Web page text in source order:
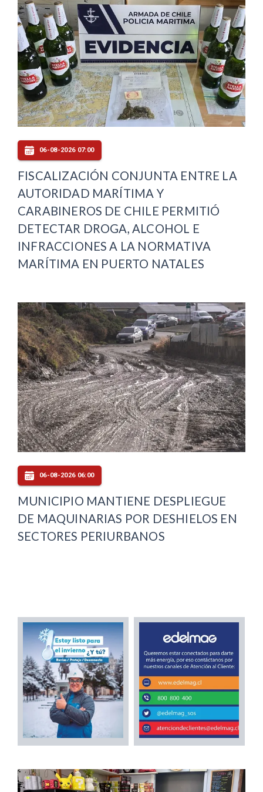
06-08-2026 07:00
FISCALIZACIÓN CONJUNTA ENTRE LA
AUTORIDAD MARÍTIMA Y
CARABINEROS DE CHILE PERMITIÓ
DETECTAR DROGA, ALCOHOL E
INFRACCIONES A LA NORMATIVA
MARÍTIMA EN PUERTO NATALES
06-08-2026 06:00
MUNICIPIO MANTIENE DESPLIEGUE
DE MAQUINARIAS POR DESHIELOS EN
SECTORES PERIURBANOS